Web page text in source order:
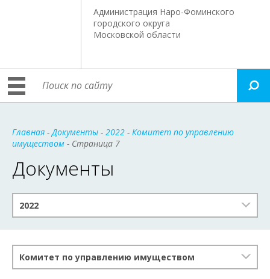
Администрация Наро-Фоминского
городского округа
Московской области
Главная -Документы - 2022 - Комитет по управлению
имуществом - Страница 7
Документы
2022
Комитет по управлению имуществом